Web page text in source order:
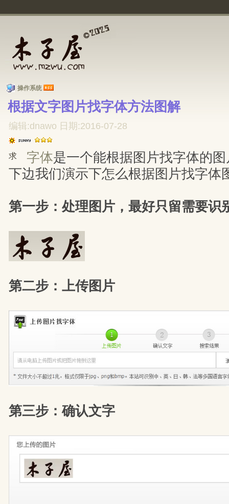
操作系统
根据文字图片找字体方法图解
编辑:dnawo 日期:2016-07-28
求 字体是一个能根据图片找字体的
下边我们演示下怎么根据图片找字体
第一步：处理图片，最好只留需要识
第二步：上传图片
第三步：确认文字